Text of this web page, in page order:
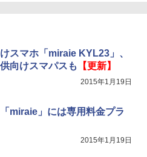
スマホ「miraie KYL23」、
向けスマパスも
【更新】
2015年1月19日
miraie」には専用料金プラ
2015年1月19日